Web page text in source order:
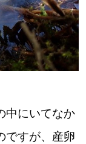
中にいてなか
ですが、産卵